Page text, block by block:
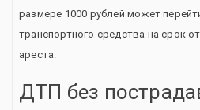
размере 1000 рублей может
транспортного средства на срок
ареста.
ДТП без